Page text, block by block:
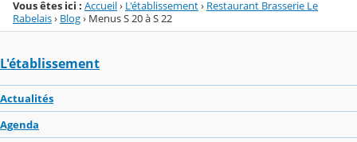
Vous êtes ici : Accueil› L'établissement› Restaurant Brasserie Le
Rabelais› Blog› Menus S 20 à S 22
L'établissement
Actualités
Agenda